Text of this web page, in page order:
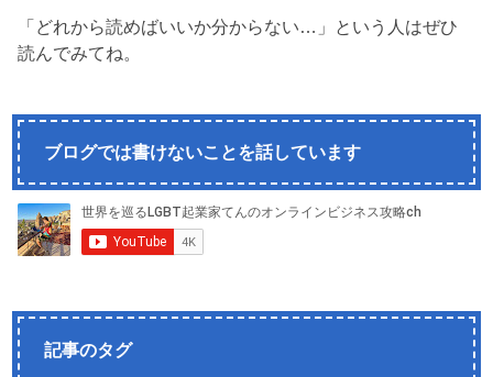
「どれから読めばいいか分からない…」という人はぜひ
読んでみてね。
ブログでは書けないことを話しています
記事のタグ